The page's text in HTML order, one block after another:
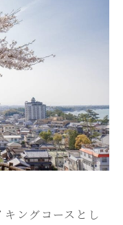
ングコースとし